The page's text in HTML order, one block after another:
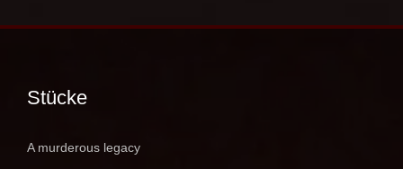
Stücke
A murderous legacy